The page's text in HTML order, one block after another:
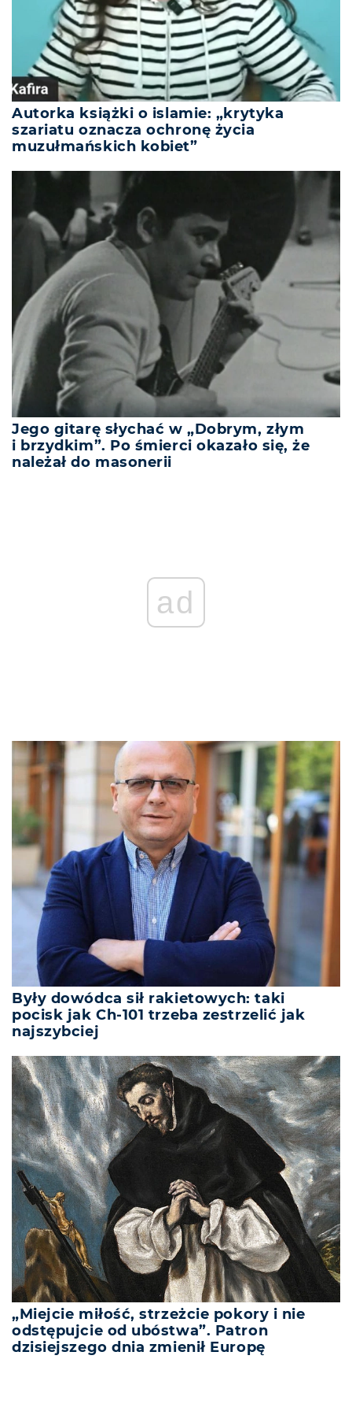
Autorka książki o islamie: „krytyka
szariatu oznacza ochronę życia
muzułmańskich kobiet”
Jego gitarę słychać w „Dobrym, złym
i brzydkim”. Po śmierci okazało się, że
należał do masonerii
ad
Były dowódca sił rakietowych: taki
pocisk jak Ch-101 trzeba zestrzelić jak
najszybciej
„Miejcie miłość, strzeżcie pokory i nie
odstępujcie od ubóstwa”. Patron
dzisiejszego dnia zmienił Europę